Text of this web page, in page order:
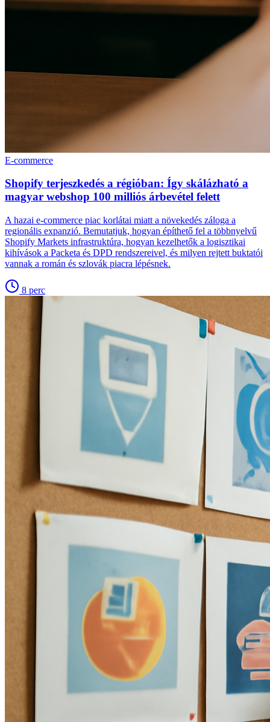
E-commerce
Shopify terjeszkedés a régióban: Így skálázható a
magyar webshop 100 milliós árbevétel felett
A hazai e-commerce piac korlátai miatt a növekedés záloga a
regionális expanzió. Bemutatjuk, hogyan építhető fel a többnyelvű
Shopify Markets infrastruktúra, hogyan kezelhetők a logisztikai
kihívások a Packeta és DPD rendszereivel, és milyen rejtett buktatói
vannak a román és szlovák piacra lépésnek.
8 perc